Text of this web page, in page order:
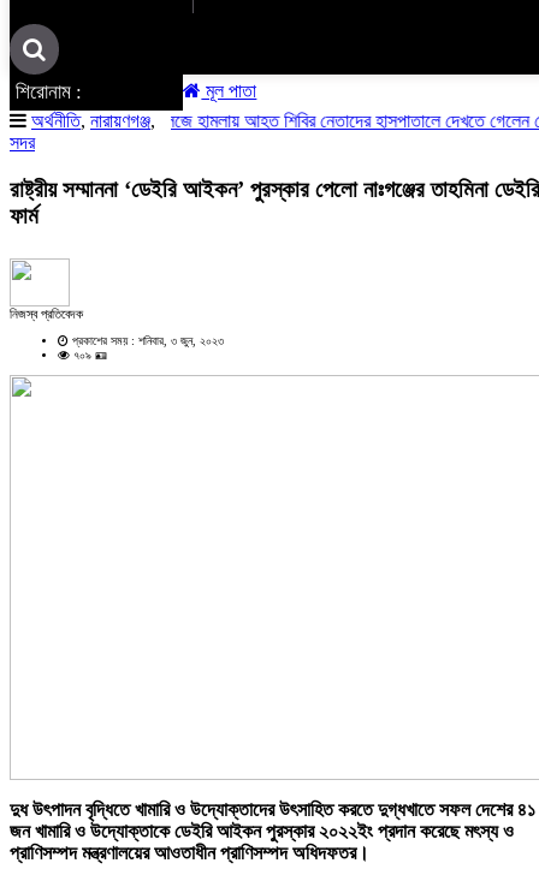
শিরোনাম :
তোলারাম কলেজে হামলায় আহত শিবির নেতাদের হাসপাতালে দেখতে গেলেন কেন্দ্রীয়
মূল পাতা
অর্থনীতি, নারায়ণগঞ্জ,
সদর
রাষ্ট্রীয় সম্মাননা ‘ডেইরি আইকন’ পুরস্কার পেলো নাঃগঞ্জের তাহমিনা ডেইরি
ফার্ম
নিজস্ব প্রতিবেদক
প্রকাশের সময় : শনিবার, ৩ জুন, ২০২৩
৭০৯ 🪪
দুধ উৎপাদন বৃদ্ধিতে খামারি ও উদ্যোক্তাদের উৎসাহিত করতে দুগ্ধখাতে সফল দেশের ৪১
জন খামারি ও উদ্যোক্তাকে ডেইরি আইকন পুরস্কার ২০২২ইং প্রদান করেছে মৎস্য ও
প্রাণিসম্পদ মন্ত্রণালয়ের আওতাধীন প্রাণিসম্পদ অধিদফতর।